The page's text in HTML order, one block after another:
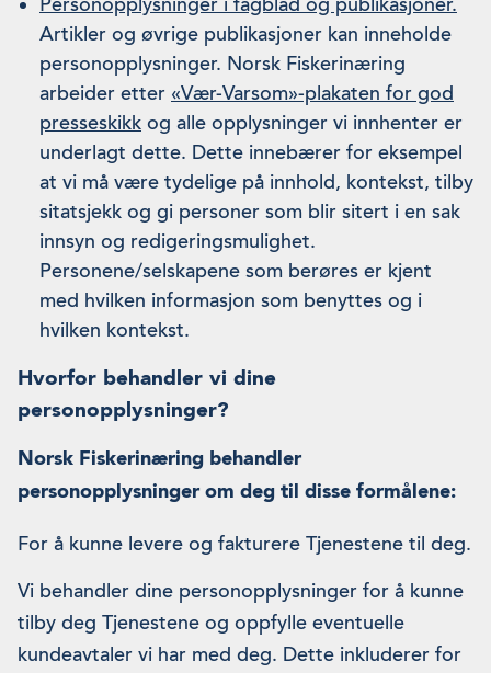
Personopplysninger i fagblad og publikasjoner.
Artikler og øvrige publikasjoner kan inneholde
personopplysninger. Norsk Fiskerinæring
arbeider etter «Vær-Varsom»-plakaten for god
presseskikk og alle opplysninger vi innhenter er
underlagt dette. Dette innebærer for eksempel
at vi må være tydelige på innhold, kontekst, tilby
sitatsjekk og gi personer som blir sitert i en sak
innsyn og redigeringsmulighet.
Personene/selskapene som berøres er kjent
med hvilken informasjon som benyttes og i
hvilken kontekst.
Hvorfor behandler vi dine
personopplysninger?
Norsk Fiskerinæring behandler
personopplysninger om deg til disse formålene:
For å kunne levere og fakturere Tjenestene til deg.
Vi behandler dine personopplysninger for å kunne
tilby deg Tjenestene og oppfylle eventuelle
kundeavtaler vi har med deg. Dette inkluderer for